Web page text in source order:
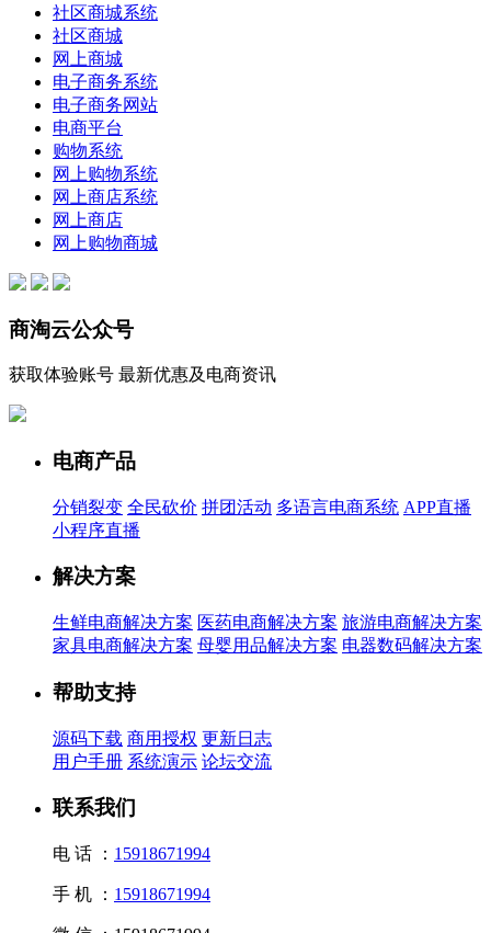
社区商城系统
社区商城
网上商城
电子商务系统
电子商务网站
电商平台
购物系统
网上购物系统
网上商店系统
网上商店
网上购物商城
商淘云公众号
获取体验账号 最新优惠及电商资讯
电商产品
分销裂变 全民砍价 拼团活动 多语言电商系统 APP直播
小程序直播
解决方案
生鲜电商解决方案 医药电商解决方案 旅游电商解决方案
家具电商解决方案 母婴用品解决方案 电器数码解决方案
帮助支持
源码下载 商用授权 更新日志
用户手册 系统演示 论坛交流
联系我们
电 话 ： 15918671994
手 机 ： 15918671994